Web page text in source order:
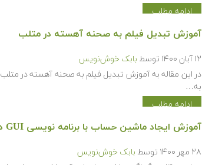
ادامه مطلب
آموزش تبدیل فیلم به صحنه آهسته در متلب
۱۲ آبان ۱۴۰۰ توسط بابک خوش‌نویس
در این مقاله به آموزش تبدیل فیلم به صحنه آهسته در
به…
ادامه مطلب
آموزش ایجاد ماشین حساب با برنامه نویسی GUI در متلب
۲۸ مهر ۱۴۰۰ توسط بابک خوش‌نویس